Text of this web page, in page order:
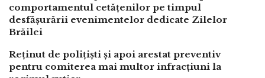
comportamentul cetățenilor pe timpul
desfășurării evenimentelor dedicate Zilelor
Brăilei
Reținut de polițiști și apoi arestat preventiv
pentru comiterea mai multor infracțiuni la